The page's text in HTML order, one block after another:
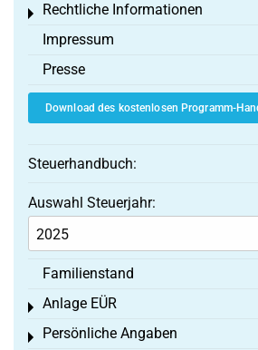
Rechtliche Informationen
Toggle menu
Impressum
Presse
Download des kostenlosen Programm-
Steuerhandbuch:
Auswahl Steuerjahr:
Familienstand
Anlage EÜR
Toggle menu
Persönliche Angaben
Toggle menu